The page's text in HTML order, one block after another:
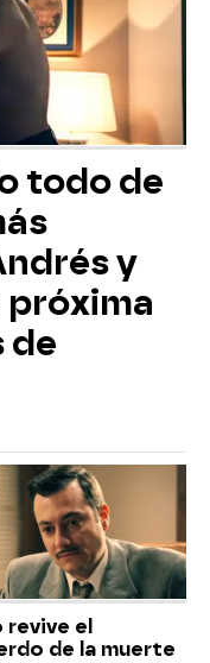
todo de
y
próxima
de
revive el
de la muerte